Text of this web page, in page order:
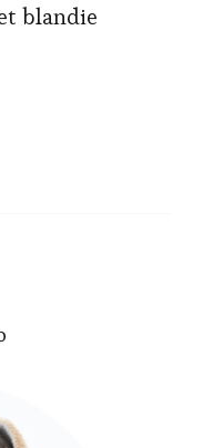
blandie